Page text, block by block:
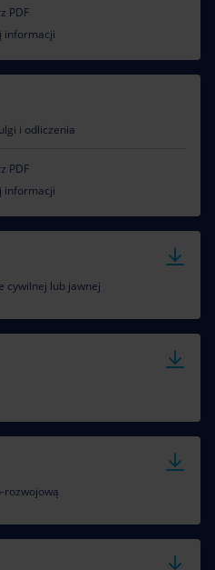
PDF
informacji
i odliczenia
PDF
informacji
cywilnej lub jawnej
rozwojową